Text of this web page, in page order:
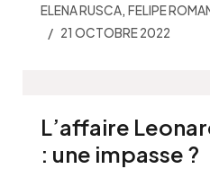
ELENA RUSCA, FELIPE
21 OCTOBRE 2022
L’affaire
: une impasse ?